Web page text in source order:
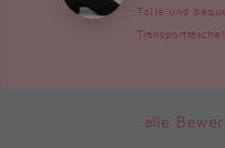
Tolle und
Transporttasche!
alle